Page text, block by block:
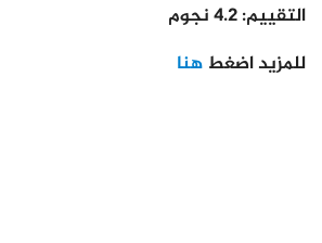
التقييم: 4.2 نجوم
للمزيد اضغط هنا